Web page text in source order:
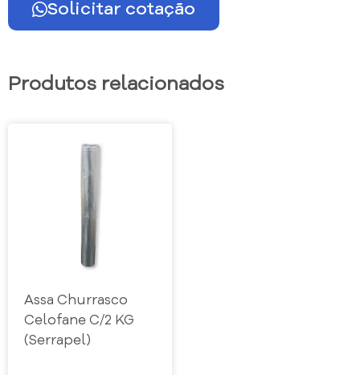
Solicitar cotação
Produtos relacionados
Assa Churrasco
Celofane C/2 KG
(Serrapel)